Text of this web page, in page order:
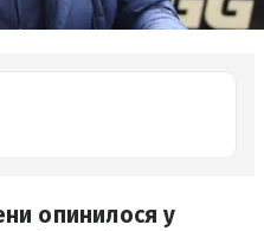
опинилося у